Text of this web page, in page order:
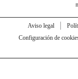
Aviso legal
Configuración de